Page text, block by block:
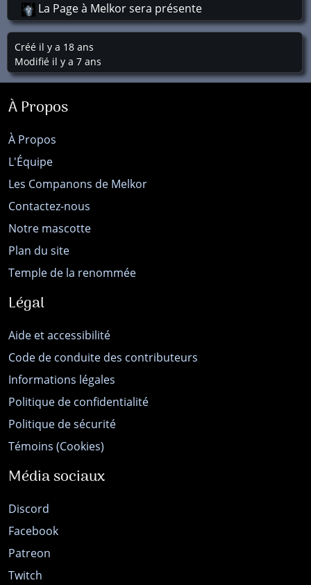
La Page à Melkor sera présente
Créé il y a 18 ans
Modifié il y a 7 ans
À Propos
À Propos
L'Équipe
Les Companons de Melkor
Contactez-nous
Notre mascotte
Plan du site
Temple de la renommée
Légal
Aide et accessibilité
Code de conduite des contributeurs
Informations légales
Politique de confidentialité
Politique de sécurité
Témoins (Cookies)
Média sociaux
Discord
Facebook
Patreon
Twitch